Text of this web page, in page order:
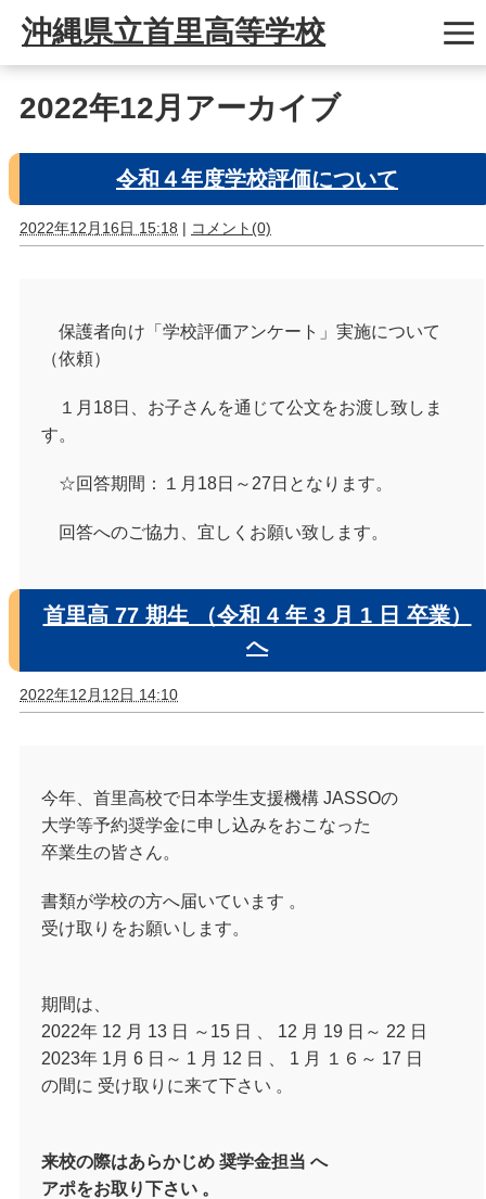
沖縄県立首里高等学校
2022年12月アーカイブ
令和４年度学校評価について
2022年12月16日 15:18 | コメント(0)
保護者向け「学校評価アンケート」実施について
（依頼）
１月18日、お子さんを通じて公文をお渡し致しま
す。
☆回答期間：１月18日～27日となります。
回答へのご協力、宜しくお願い致します。
首里高 77 期生 （令和 4 年 3 月 1 日 卒業）
へ
2022年12月12日 14:10
今年、首里高校で日本学生支援機構 JASSOの
大学等予約奨学金に申し込みをおこなった
卒業生の皆さん。
書類が学校の方へ届いています 。
受け取りをお願いします。
期間は、
2022年 12 月 13 日 ～15 日 、 12 月 19 日～ 22 日
2023年 1月 6 日～ 1 月 12 日 、 1 月 １６～ 17 日
の間に 受け取りに来て下さい 。
来校の際はあらかじめ 奨学金担当 へ
アポをお取り下さい 。